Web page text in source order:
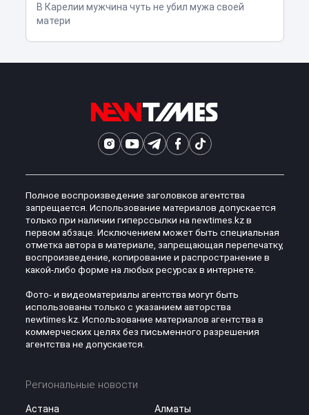
В Карелии мужчина чуть не убил мужа своей
матери
Полное воспроизведение заголовков агентства
запрещается. Использование материалов допускается
только при наличии гиперссылки на newtimes.kz в
первом абзаце. Исключением может быть специальная
отметка автора в материале, запрещающая перепечатку,
воспроизведение, копирование и распространение в
какой-либо форме на любых ресурсах в интернете.
Фото- и видеоматериалы агентства могут быть
использованы только с указанием авторства
newtimes.kz. Использование материалов агентства в
коммерческих целях без письменного разрешения
агентства не допускается.
Региональные новости
Астана
Алматы